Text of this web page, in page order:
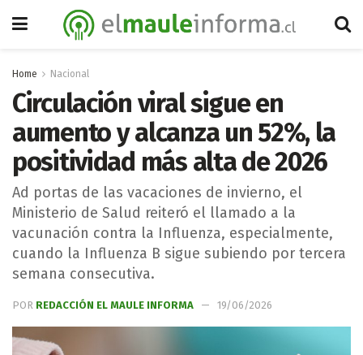
Home Nacional
Circulación viral sigue en
aumento y alcanza un 52%, la
positividad más alta de 2026
Ad portas de las vacaciones de invierno, el
Ministerio de Salud reiteró el llamado a la
vacunación contra la Influenza, especialmente,
cuando la Influenza B sigue subiendo por tercera
semana consecutiva.
POR REDACCIÓN EL MAULE INFORMA 19/06/2026